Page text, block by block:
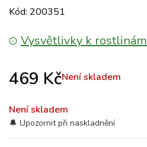
Kód: 200351
Vysvětlivky k rostlinám
469 KčNení skladem
Není skladem